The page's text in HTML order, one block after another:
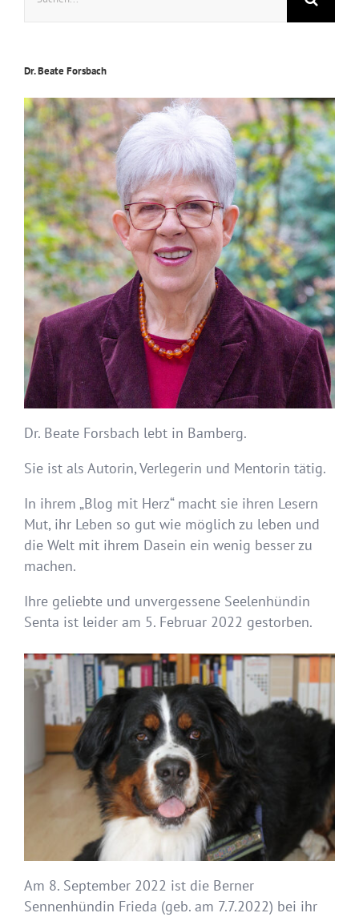
nach:
Dr. Beate Forsbach
Dr. Beate Forsbach lebt in Bamberg.
Sie ist als Autorin, Verlegerin und Mentorin tätig.
In ihrem „Blog mit Herz“ macht sie ihren Lesern
Mut, ihr Leben so gut wie möglich zu leben und
die Welt mit ihrem Dasein ein wenig besser zu
machen.
Ihre geliebte und unvergessene Seelenhündin
Senta ist leider am 5. Februar 2022 gestorben.
Am 8. September 2022 ist die Berner
Sennenhündin Frieda (geb. am 7.7.2022) bei ihr